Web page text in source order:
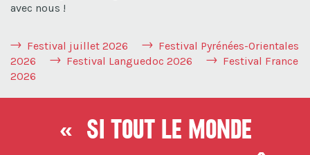
avec nous !
Festival juillet 2026
Festival Pyrénées-Orientales
2026
Festival Languedoc 2026
Festival France
2026
« Si tout le monde